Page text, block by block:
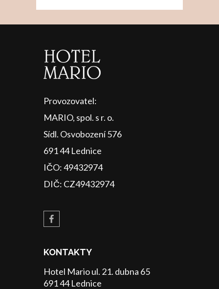
Provozovatel:
MARIO, spol. s r. o.
Sídl. Osvobození 576
691 44 Lednice
IČO: 49432974
DIČ: CZ49432974
KONTAKTY
Hotel Mario ul. 21. dubna 65
691 44 Lednice